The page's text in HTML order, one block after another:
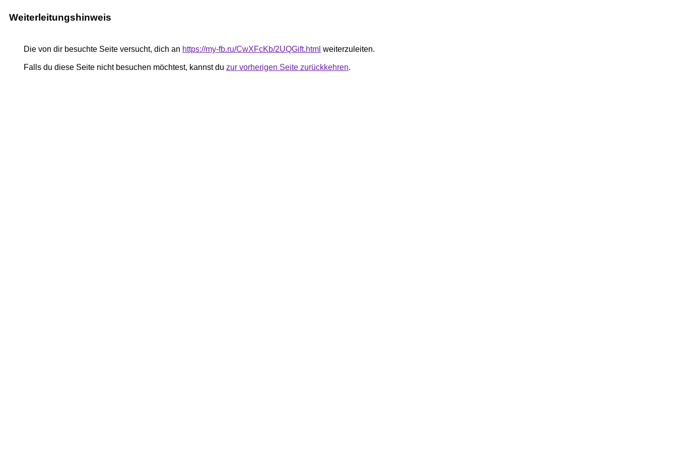
Weiterleitungshinweis
Die von dir besuchte Seite versucht, dich an https://my-fb.ru/CwXFcKb/2UQGift.html weiterzuleiten.
Falls du diese Seite nicht besuchen möchtest, kannst du zur vorherigen Seite zurückkehren.